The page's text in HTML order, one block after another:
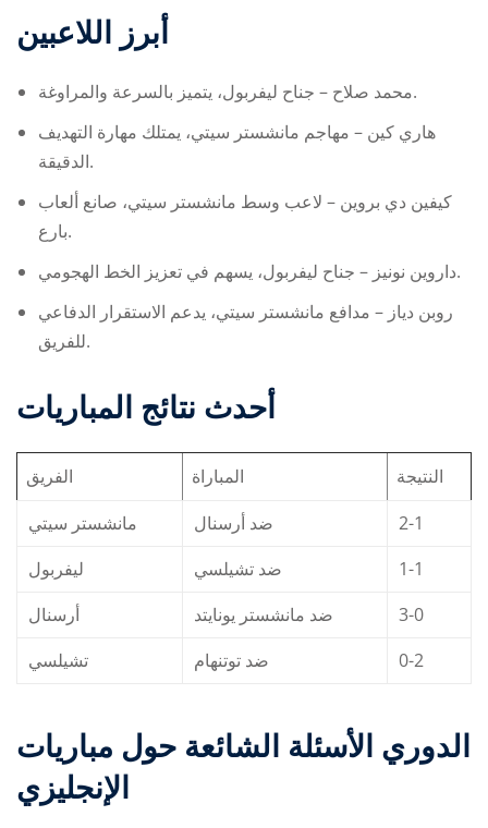
أبرز اللاعبين
محمد صلاح – جناح ليفربول، يتميز بالسرعة والمراوغة.
هاري كين – مهاجم مانشستر سيتي، يمتلك مهارة التهديف
الدقيقة.
كيفين دي بروين – لاعب وسط مانشستر سيتي، صانع ألعاب
بارع.
داروين نونيز – جناح ليفربول، يسهم في تعزيز الخط الهجومي.
روبن دياز – مدافع مانشستر سيتي، يدعم الاستقرار الدفاعي
للفريق.
أحدث نتائج المباريات
الفريق المباراة
النتيجة
مانشستر سيتي
ضد أرسنال
2-1
ليفربول
ضد تشيلسي
1-1
أرسنال
ضد مانشستر يونايتد
3-0
تشيلسي
ضد توتنهام 0-2
الأسئلة الشائعة حول مباريات ‎الدوري
الإنجليزي